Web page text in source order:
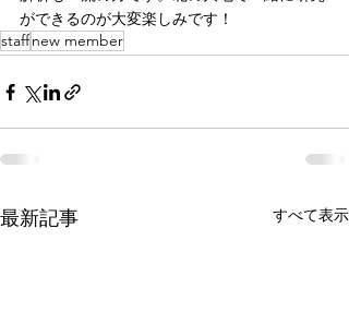
ができるのが大変楽しみです！
staffnew member
最新記事 すべて表示